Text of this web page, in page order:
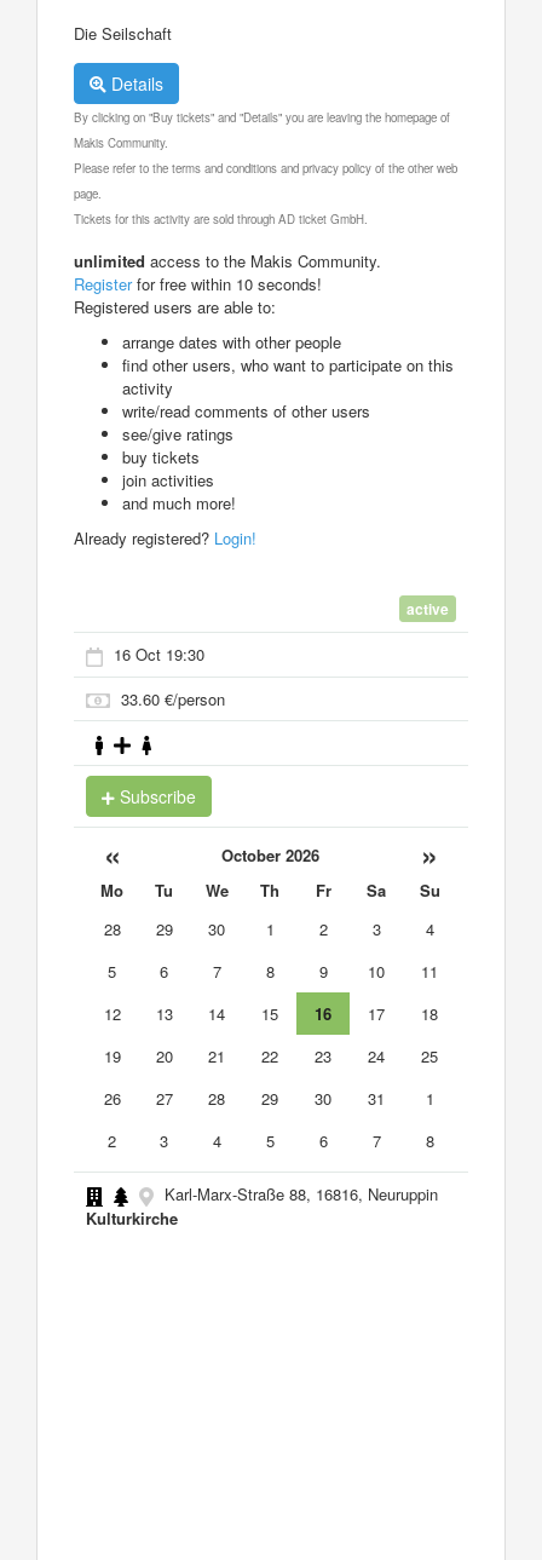
Die Seilschaft
Details
By clicking on "Buy tickets" and "Details" you are leaving the homepage of
Makis Community.
Please refer to the terms and conditions and privacy policy of the other web
page.
Tickets for this activity are sold through AD ticket GmbH.
unlimited access to the Makis Community.
Registerfor free within 10 seconds!
Registered users are able to:
arrange dates with other people
find other users, who want to participate on this
activity
write/read comments of other users
see/give ratings
buy tickets
join activities
and much more!
Already registered? Login!
active
16 Oct 19:30
33.60 €/person
Subscribe
« October 2026 »
Mo Tu We Th Fr Sa
Su
28
29 30 1 2 3
4
5
6 7 8 9 10
11
12
13 14 15 16 17
18
19
20 21 22 23 24
25
26
27 28 29 30 31
1
2
3 4 5 6 7 8
Karl-Marx-Straße 88, 16816, Neuruppin
Kulturkirche